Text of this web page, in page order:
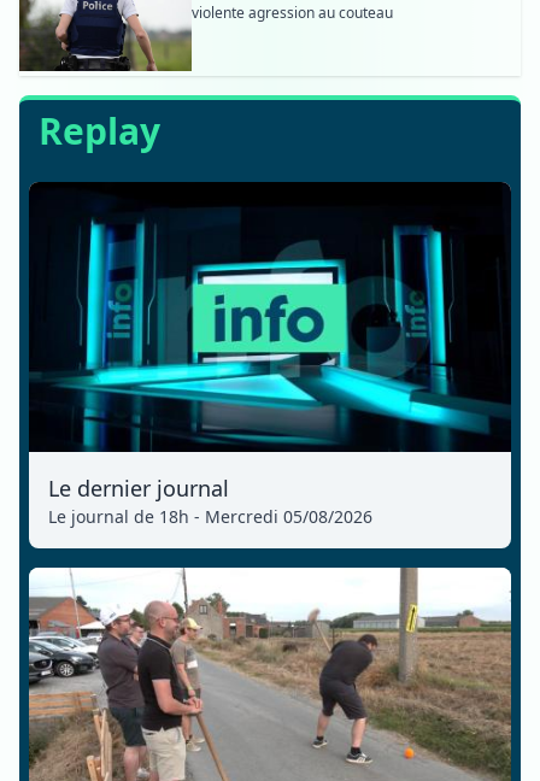
violente agression au couteau
Replay
Le dernier journal
Le journal de 18h - Mercredi 05/08/2026